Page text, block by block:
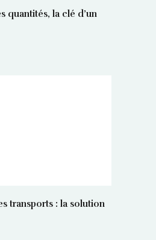
quantités, la clé d’un
transports : la solution